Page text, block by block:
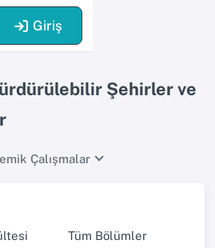
Giriş
Şehirler ve
Çalışmalar
Tüm Bölümler